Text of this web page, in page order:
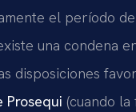
el período
una condena
disposiciones
Prosequi (cuando